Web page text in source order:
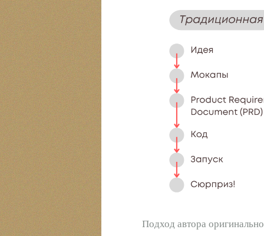
Подход автора